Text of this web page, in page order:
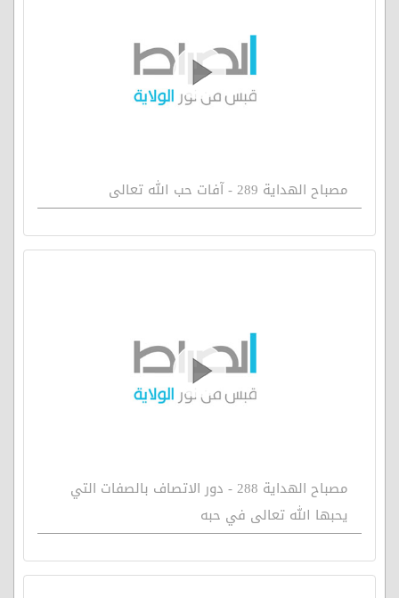
مصباح الهداية 289 - آفات حب الله تعالى
مصباح الهداية 288 - دور الاتصاف بالصفات التي
يحبها الله تعالى في حبه